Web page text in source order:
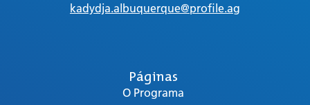
Páginas
O Programa
kadydja.albuquerque@profile.ag